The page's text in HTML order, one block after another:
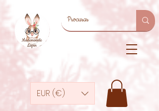
EUR (€)